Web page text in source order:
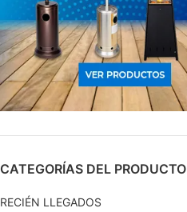
CATEGORÍAS DEL PRODUCTO
RECIÉN LLEGADOS